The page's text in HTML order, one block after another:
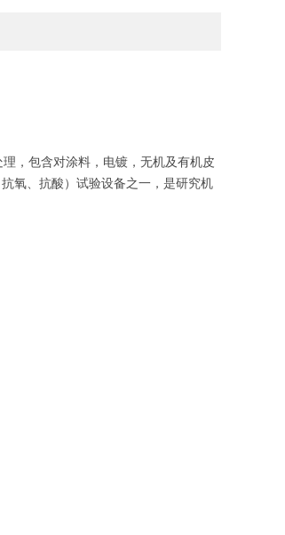
，包含对涂料，电镀，无机及有机皮
氧、抗酸）试验设备之一，是研究机